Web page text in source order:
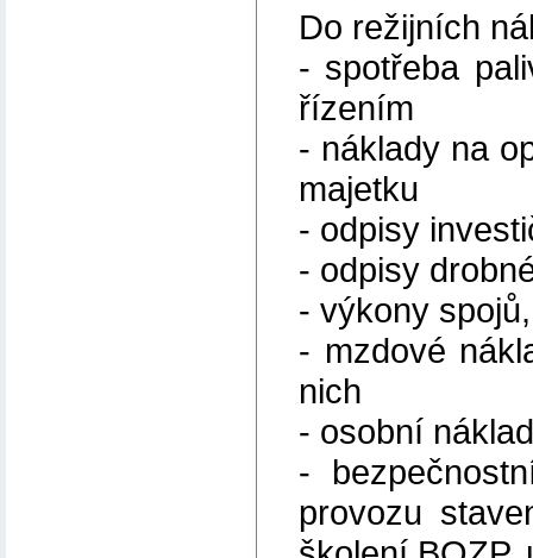
Do režijních
- spotřeba
řízením
- náklady na
majetku
- odpisy
- odpisy
- výkony
- mzdové
nich
- osobní
-
provozu